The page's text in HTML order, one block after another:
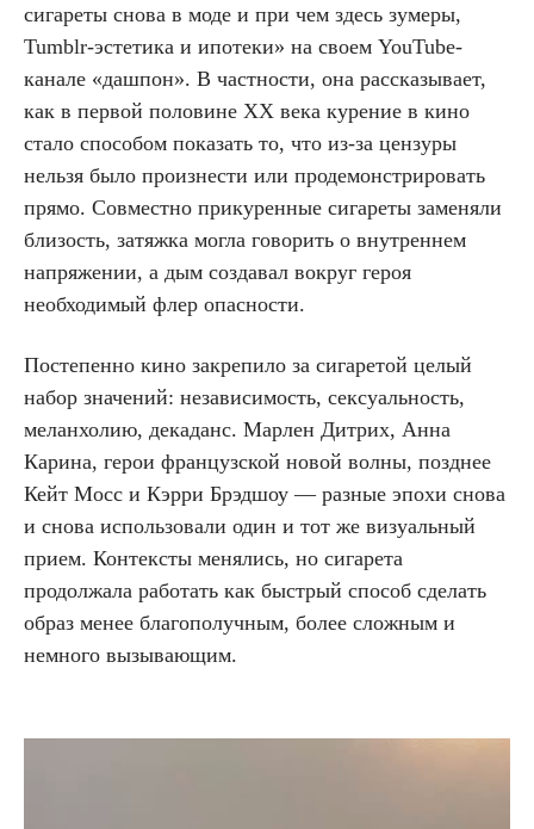
сигареты снова в моде и при чем здесь зумеры,
Tumblr-эстетика и ипотеки» на своем YouTube-
канале «дашпон». В частности, она рассказывает,
как в первой половине XX века курение в кино
стало способом показать то, что из-за цензуры
нельзя было произнести или продемонстрировать
прямо. Совместно прикуренные сигареты заменяли
близость, затяжка могла говорить о внутреннем
напряжении, а дым создавал вокруг героя
необходимый флер опасности.
Постепенно кино закрепило за сигаретой целый
набор значений: независимость, сексуальность,
меланхолию, декаданс. Марлен Дитрих, Анна
Карина, герои французской новой волны, позднее
Кейт Мосс и Кэрри Брэдшоу — разные эпохи снова
и снова использовали один и тот же визуальный
прием. Контексты менялись, но сигарета
продолжала работать как быстрый способ сделать
образ менее благополучным, более сложным и
немного вызывающим.